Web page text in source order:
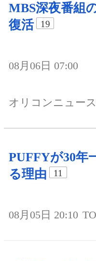
MBS深夜番組
復活
19
08月06日 07:00
オリコンニュース
PUFFYが30年
る理由
11
08月05日 20:10